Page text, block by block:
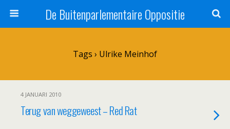
De Buitenparlementaire Oppositie
Tags › Ulrike Meinhof
4 JANUARI 2010
Terug van weggeweest – Red Rat